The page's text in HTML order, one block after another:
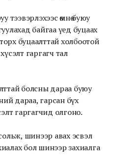
тээвэрлэхээс өмнө буюу
байгаа үед буцаах
буцаалттай холбоотой
гаргагч тал
болсны дараа буюу
дараа, гарсан бүх
гаргагчид олгоно.
шинээр авах эсвэл
бол шинээр захиалга